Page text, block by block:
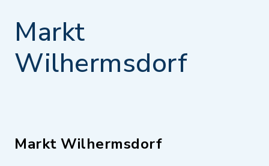
Markt
Wilhermsdorf
Markt Wilhermsdorf